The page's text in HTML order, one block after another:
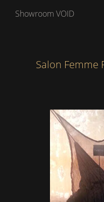
Showroom VOID
Salon Femme